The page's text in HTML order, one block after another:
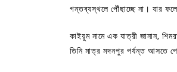
গন্তব্যস্থলে পৌঁছাচ্ছে না। যার ফলে
কাইয়ুম নামে এক যাত্রী জানান,
তিনি মাত্র মদনপুর পর্যন্ত আসতে